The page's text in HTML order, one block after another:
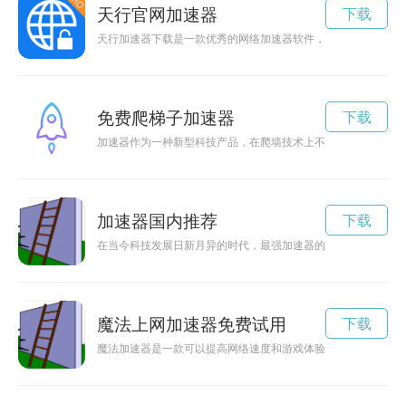
天行官网加速器
天行加速器下载是一款优秀的网络加速器软件，能够帮助用户
下载
免费爬梯子加速器
加速器作为一种新型科技产品，在爬墙技术上不断取得突破，
下载
加速器国内推荐
在当今科技发展日新月异的时代，最强加速器的出现成为推动
下载
魔法上网加速器免费试用
魔法加速器是一款可以提高网络速度和游戏体验的工具，本文
下载